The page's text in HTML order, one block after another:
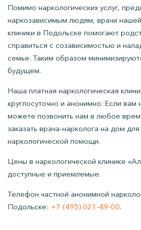
Помимо наркологических услуг,
наркозависимым людям, врачи
клиники в Подольске помогают
справиться с созависимостью и
семье. Таким образом
будущем.
Наша платная наркологическая
круглосуточно и анонимно. Если
можете позвонить нам в любое
заказать врача-нарколога на дом
наркологической помощи.
Цены в наркологической клинике
доступные и приемлемые.
Телефон частной анонимной
Подольске: +7 (495) 021-49-00.